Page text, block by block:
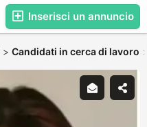
Inserisci un annuncio
> Candidati in cerca di lavoro